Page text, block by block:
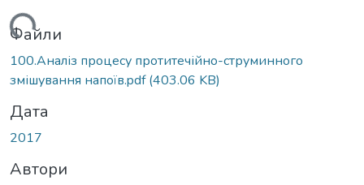
Файли
100.Аналіз процесу протитечійно-струминного
змішування напоїв.pdf(403.06 KB)
Дата
2017
Автори